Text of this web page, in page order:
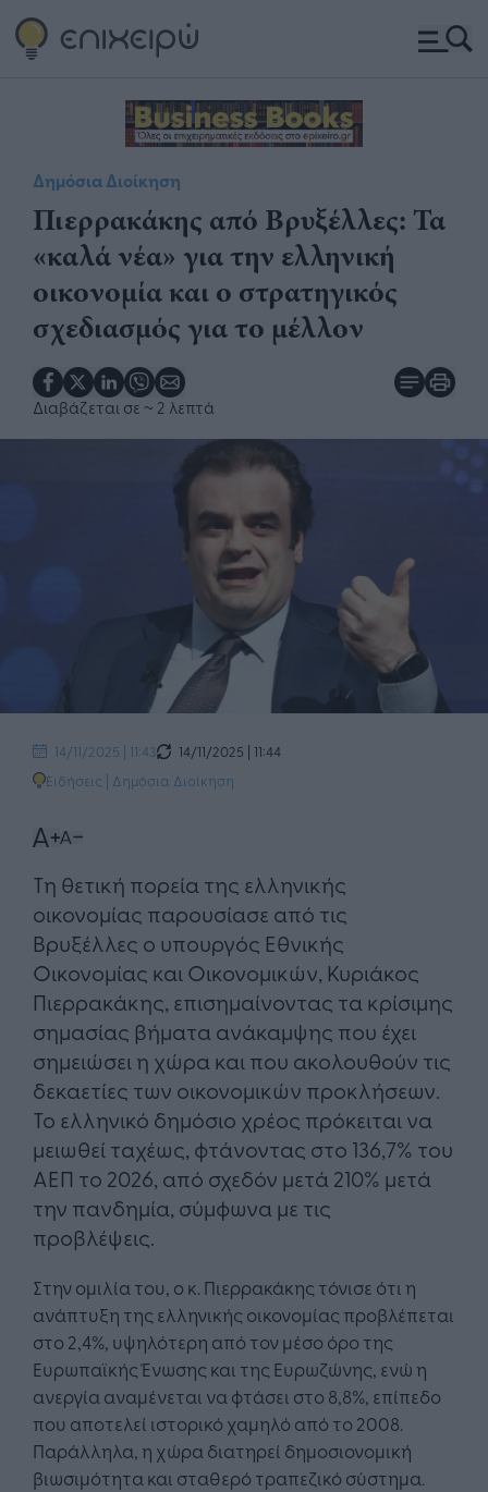
Δημόσια Διοίκηση
Πιερρακάκης από Βρυξέλλες: Τα
«καλά νέα» για την ελληνική
οικονομία και ο στρατηγικός
σχεδιασμός για το μέλλον
Διαβάζεται σε ~ 2 λεπτά
14/11/2025 | 11:43
14/11/2025 | 11:44
Ειδήσεις | Δημόσια Διοίκηση
Τη θετική πορεία της ελληνικής
οικονομίας παρουσίασε από τις
Βρυξέλλες ο υπουργός Εθνικής
Οικονομίας και Οικονομικών, Κυριάκος
Πιερρακάκης, επισημαίνοντας τα κρίσιμης
σημασίας βήματα ανάκαμψης που έχει
σημειώσει η χώρα και που ακολουθούν τις
δεκαετίες των οικονομικών προκλήσεων.
Το ελληνικό δημόσιο χρέος πρόκειται να
μειωθεί ταχέως, φτάνοντας στο 136,7% του
ΑΕΠ το 2026, από σχεδόν μετά 210% μετά
την πανδημία, σύμφωνα με τις
προβλέψεις.
Στην ομιλία του, ο κ. Πιερρακάκης τόνισε ότι η
ανάπτυξη της ελληνικής οικονομίας προβλέπεται
στο 2,4%, υψηλότερη από τον μέσο όρο της
Ευρωπαϊκής Ένωσης και της Ευρωζώνης, ενώ η
ανεργία αναμένεται να φτάσει στο 8,8%, επίπεδο
που αποτελεί ιστορικό χαμηλό από το 2008.
Παράλληλα, η χώρα διατηρεί δημοσιονομική
βιωσιμότητα και σταθερό τραπεζικό σύστημα.